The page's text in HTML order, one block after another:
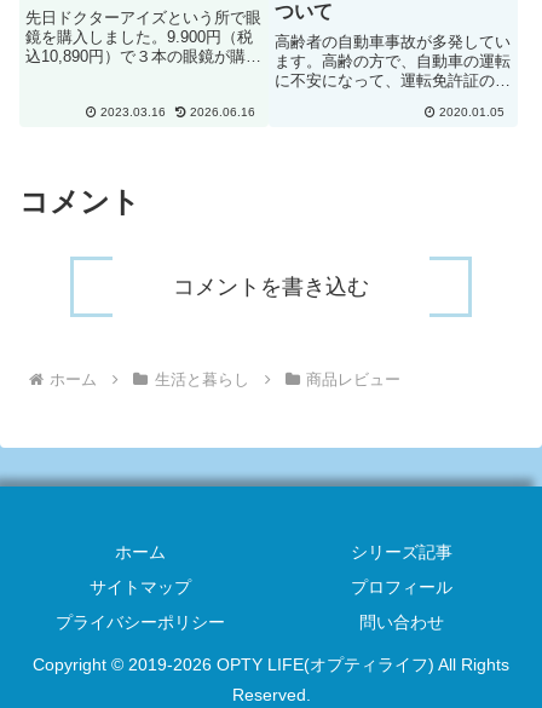
先日ドクターアイズという所で眼
鏡を購入しました。9.900円（税
込10,890円）で３本の眼鏡が購入
Jins で購入した眼鏡をかけてい
2023.03.16 2026.06.16
ついて
高齢者の自動車事故が多発してい
ます。高齢の方で、自動車の運転
に不安になって、運転免許証の返
はないでしょうか。ということ
2020.01.05
コメント
コメントを書き込む
ホーム 生活と暮らし 商品レビュー
ホーム
シリーズ記事
サイトマップ
プロフィール
プライバシーポリシー
問い合わせ
Copyright © 2019-2026 OPTY LIFE(オプティライフ) All Rights
Reserved.